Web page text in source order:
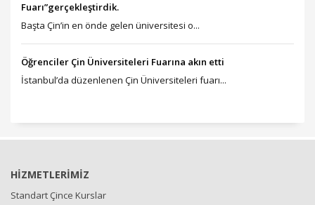
Fuarı”gerçekleştirdik.
Başta Çin’in en önde gelen üniversitesi o...
Öğrenciler Çin Üniversiteleri Fuarına akın etti
İstanbul’da düzenlenen Çin Üniversiteleri fuarı...
HİZMETLERİMİZ
Standart Çince Kurslar